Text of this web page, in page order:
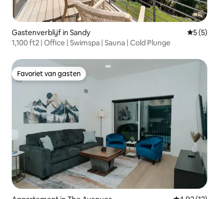
Gastenverblijf in Sandy
5 (5)
1,100 ft2 | Office | Swimspa | Sauna | Cold Plunge
Favoriet van gasten
Favoriet van gasten